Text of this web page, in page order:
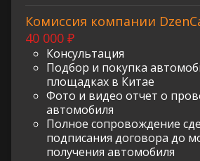
Комиссия компании
40 000 ₽
Консультация
Подбор и покупка
площадках в Китае
Фото и видео отчет о
автомобиля
Полное сопровождение
подписания договора до
получения автомобиля